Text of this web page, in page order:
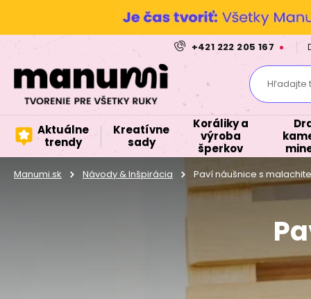
+421 222 205 167
Hľadajte
Aktuálne
trendy
Kreatívne
sady
Koráliky a
výroba
šperkov
Manumi.sk Návody & Inšpirácia Paví náušnice s